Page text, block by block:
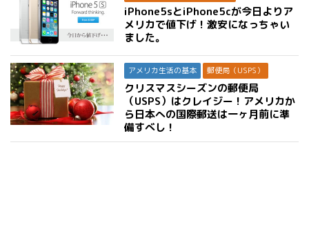
iPhone5sとiPhone5cが今日よりア
メリカで値下げ！激安になっちゃい
ました。
アメリカ生活の基本 郵便局（USPS）
クリスマスシーズンの郵便局
（USPS）はクレイジー！アメリカか
ら日本への国際郵送は一ヶ月前に準
備すべし！